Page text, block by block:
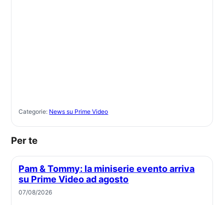
Categorie: News su Prime Video
Per te
Pam & Tommy: la miniserie evento arriva
su Prime Video ad agosto
07/08/2026